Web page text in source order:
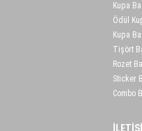
Kupa
Ödül
Kupa
Tişört
Rozet
Sticker
Combo